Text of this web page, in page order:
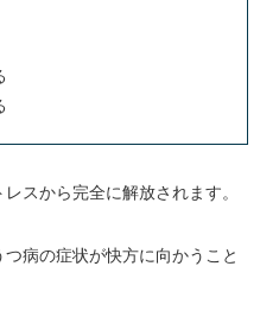
スから完全に解放されます。
病の症状が快方に向かうこと